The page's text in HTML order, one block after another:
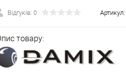
Відгуків: 0 Артикул:
товару: